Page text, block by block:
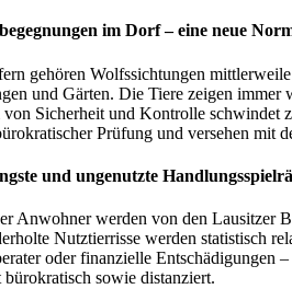
im Dorf – eine neue
gehören Wolfssichtungen
und Gärten. Die Tiere zeigen immer
Sicherheit und Kontrolle schwindet
Prüfung und versehen mit
und ungenutzte
Anwohner werden von den Lausitzer
Nutztierrisse werden statistisch
oder finanzielle
sowie distanziert.